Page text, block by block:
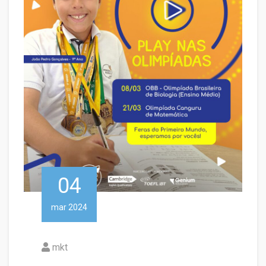
04
mar 2024
mkt